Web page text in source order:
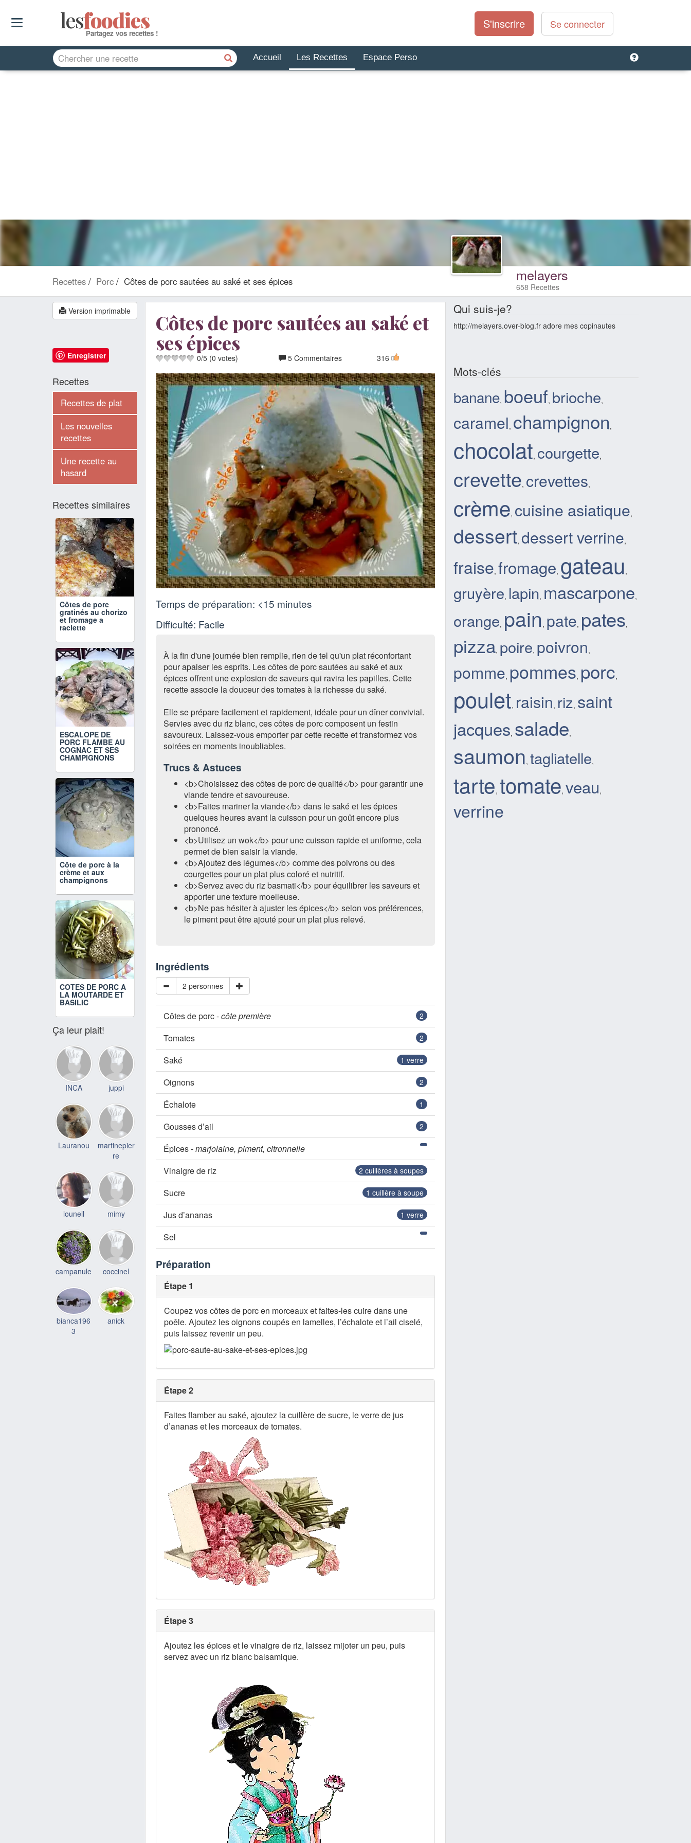
lesfoodies
Partagez vos recettes !
S'inscrire Se connecter
Accueil Les Recettes Espace Perso
Recettes Porc Côtes de porc sautées au saké et ses épices melayers
658 Recettes
Côtes de porc sautées au saké et
ses épices
0/5 (0 votes) 5 Commentaires 316
Temps de préparation: <15 minutes
Difficulté: Facile
À la fin d'une journée bien remplie, rien de tel qu'un plat réconfortant
pour apaiser les esprits. Les côtes de porc sautées au saké et aux
épices offrent une explosion de saveurs qui ravira les papilles. Cette
recette associe la douceur des tomates à la richesse du saké.
Elle se prépare facilement et rapidement, idéale pour un dîner convivial.
Servies avec du riz blanc, ces côtes de porc composent un festin
savoureux. Laissez-vous emporter par cette recette et transformez vos
soirées en moments inoubliables.
Trucs & Astuces
<b>Choisissez des côtes de porc de qualité</b> pour garantir une
viande tendre et savoureuse.
<b>Faites mariner la viande</b> dans le saké et les épices
quelques heures avant la cuisson pour un goût encore plus
prononcé.
<b>Utilisez un wok</b> pour une cuisson rapide et uniforme, cela
permet de bien saisir la viande.
<b>Ajoutez des légumes</b> comme des poivrons ou des
courgettes pour un plat plus coloré et nutritif.
<b>Servez avec du riz basmati</b> pour équilibrer les saveurs et
apporter une texture moelleuse.
<b>Ne pas hésiter à ajuster les épices</b> selon vos préférences,
le piment peut être ajouté pour un plat plus relevé.
Ingrédients
2 personnes
Côtes de porc -côte première 2
Tomates 2
Saké 1 verre
Oignons 2
Échalote 1
Gousses d’ail 2
Épices -marjolaine, piment, citronnelle
Vinaigre de riz
2 cuillères à soupes
Sucre 1 cuillère à soupe
Jus d’ananas 1 verre
Sel
Préparation
Étape 1
Coupez vos côtes de porc en morceaux et faites-les cuire dans une
poêle. Ajoutez les oignons coupés en lamelles, l’échalote et l’ail ciselé,
puis laissez revenir un peu.
Étape 2
Faites flamber au saké, ajoutez la cuillère de sucre, le verre de jus
d’ananas et les morceaux de tomates.
Étape 3
Ajoutez les épices et le vinaigre de riz, laissez mijoter un peu, puis
servez avec un riz blanc balsamique.
Version imprimable
Enregistrer
Recettes
Recettes de plat
Les nouvelles
recettes
Une recette au
hasard
Recettes similaires
Côtes de porc
gratinés au chorizo
et fromage a
raclette
ESCALOPE DE
PORC FLAMBE AU
COGNAC ET SES
CHAMPIGNONS
Côte de porc à la
crème et aux
champignons
COTES DE PORC A
LA MOUTARDE ET
BASILIC
Ça leur plait!
INCA juppi
Lauranou
martinepier
re
lounell mimy
campanule coccinel
bianca196
3
anick
Qui suis-je?
http://melayers.over-blog.fr adore mes copinautes
Mots-clés
banane, boeuf, brioche,
caramel, champignon,
chocolat, courgette,
crevette, crevettes,
crème, cuisine asiatique,
dessert, dessert verrine,
fraise, fromage, gateau,
gruyère, lapin, mascarpone,
orange, pain , pate, pates,
pizza, poire, poivron,
pomme, pommes, porc,
poulet, raisin, riz, saint
jacques, salade,
saumon, tagliatelle,
tarte, tomate, veau,
verrine